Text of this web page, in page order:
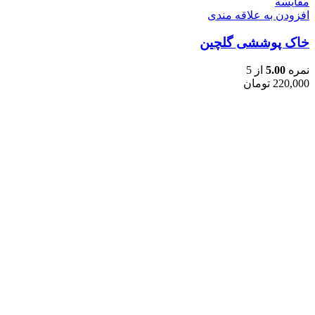
افزودن به علاقه مندی
خاک پوششی گلچین
نمره 5.00 از 5
220,000 تومان